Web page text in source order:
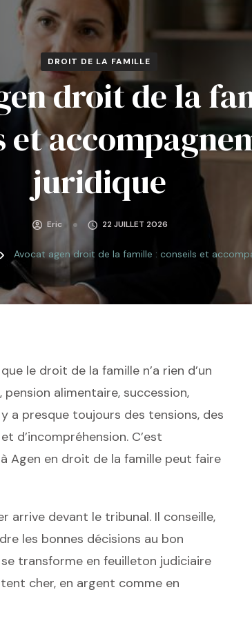
DROIT DE LA FAMILLE
droit de la
et
juridique
Eric 22 JUILLET 2026
Avocat agen droit de la famille : conseils et
le droit de la famille n’a rien d’un
alimentaire, succession,
a presque toujours des tensions, des
d’incompréhension. C’est
Agen en droit de la famille peut faire
arrive devant le tribunal. Il conseille,
les bonnes décisions au bon
transforme en feuilleton judiciaire
cher, en argent comme en